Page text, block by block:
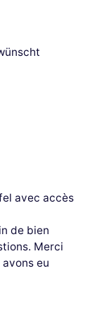
avec accès
de bien
Merci
eu